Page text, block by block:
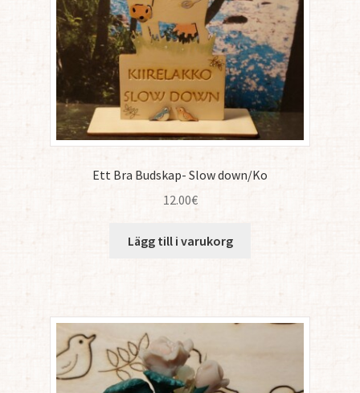
Ett Bra Budskap- Slow down/Ko
12.00€
Lägg till i varukorg